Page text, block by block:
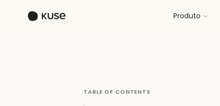
Produto
TABLE OF CONTENTS